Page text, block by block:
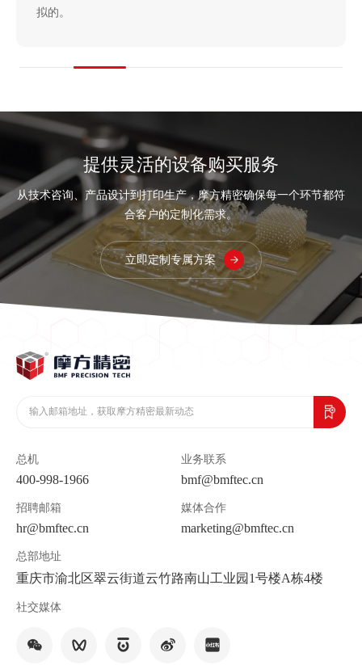
拟的。
提供灵活的设备购买服务
从技术咨询、产品设计到打印生产，摩方精密确保每一个环节都符
合客户的定制化需求。
立即定制专属方案
总机
400-998-1966
业务联系
bmf@bmftec.cn
招聘邮箱
hr@bmftec.cn
媒体合作
marketing@bmftec.cn
总部地址
重庆市渝北区翠云街道云竹路南山工业园1号楼A栋4楼
社交媒体